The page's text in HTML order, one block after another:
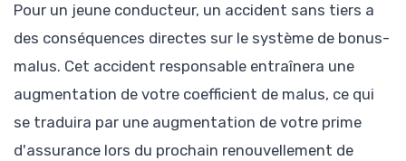
Pour un jeune conducteur, un accident sans tiers a
des conséquences directes sur le système de bonus-
malus. Cet accident responsable entraînera une
augmentation de votre coefficient de malus, ce qui
se traduira par une augmentation de votre prime
d'assurance lors du prochain renouvellement de